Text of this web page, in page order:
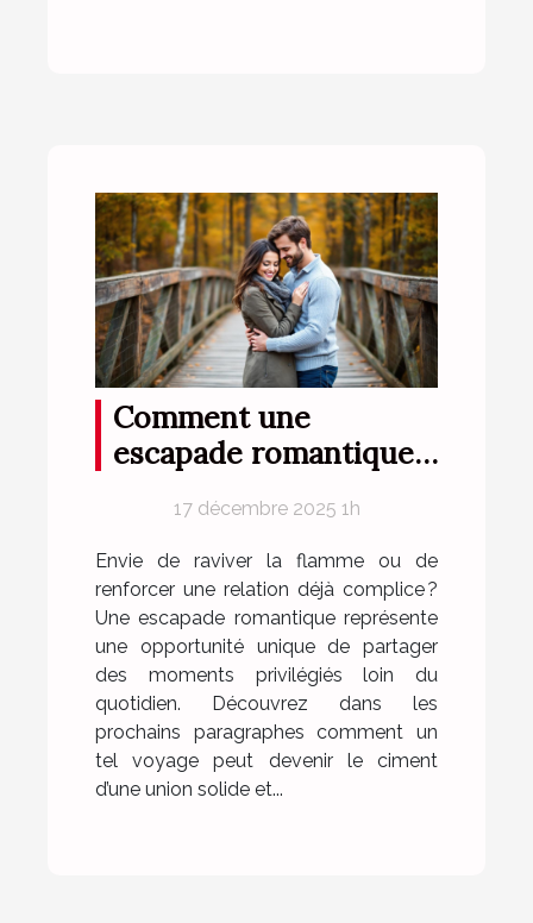
Comment une
escapade romantique
complicité?
17 décembre 2025 1h
Envie de raviver la flamme ou de
renforcer une relation déjà complice ?
Une escapade romantique représente
une opportunité unique de partager
des moments privilégiés loin du
quotidien. Découvrez dans les
prochains paragraphes comment un
tel voyage peut devenir le ciment
d’une union solide et...